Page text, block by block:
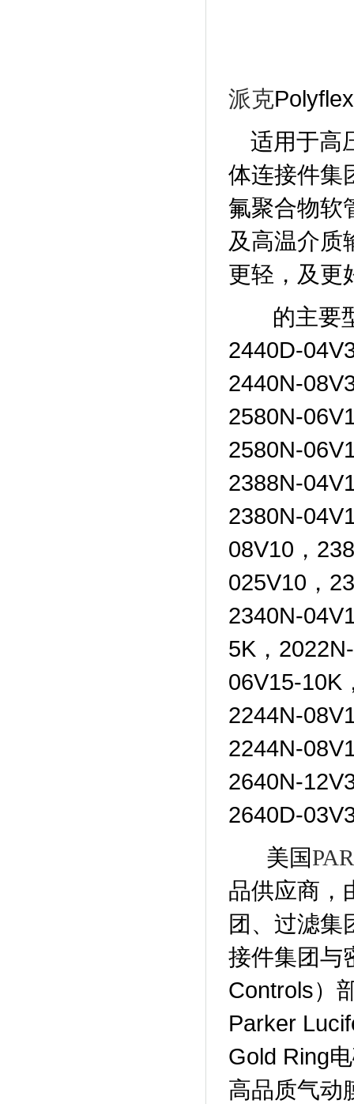
派克
适用于高
体连接件集
氟聚合物软
及高温介质
更轻，及更
的主要
2440D-
2440N-
2580N-
2580N-
2388N-
2380N-
08V10，
025V10，
2340N-
5K，
06V15-10K
2244N-
2244N-
2640N-
2640D-
美国
品供应商，
团、过滤集
接件集团与
Controls）
Parker
Gold Ring
高品质气动